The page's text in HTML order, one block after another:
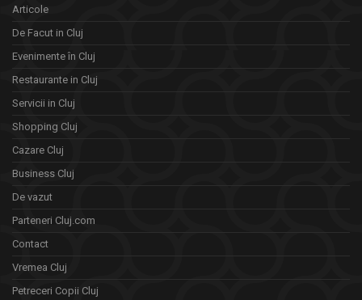
Articole
De Facut in Cluj
Evenimente în Cluj
Restaurante in Cluj
Servicii in Cluj
Shopping Cluj
Cazare Cluj
Business Cluj
De vazut
Parteneri Cluj.com
Contact
Vremea Cluj
Petreceri Copii Cluj